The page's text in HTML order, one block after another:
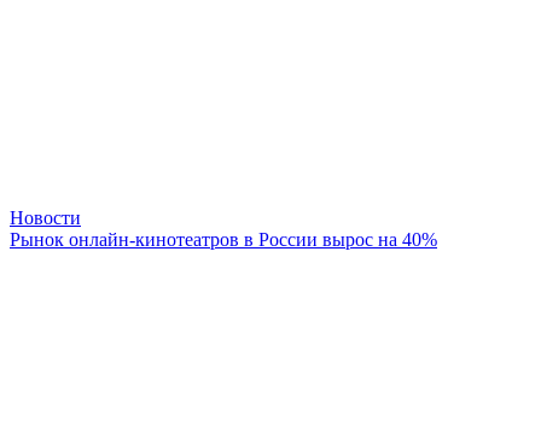
Новости
Рынок онлайн-кинотеатров в России вырос на 40%